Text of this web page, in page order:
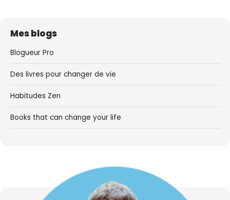
Mes blogs
Blogueur Pro
Des livres pour changer de vie
Habitudes Zen
Books that can change your life